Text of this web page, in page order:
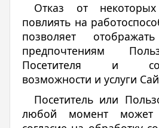
Отказ от
повлиять на
позволяет
предпочтениям
Посетителя и
возможности и услуги
Посетитель или
любой момент может